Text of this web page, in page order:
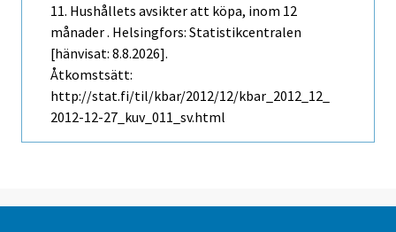
11. Hushållets avsikter att köpa, inom 12
månader . Helsingfors: Statistikcentralen
[hänvisat: 8.8.2026].
Åtkomstsätt:
http://stat.fi/til/kbar/2012/12/kbar_2012_12_
2012-12-27_kuv_011_sv.html